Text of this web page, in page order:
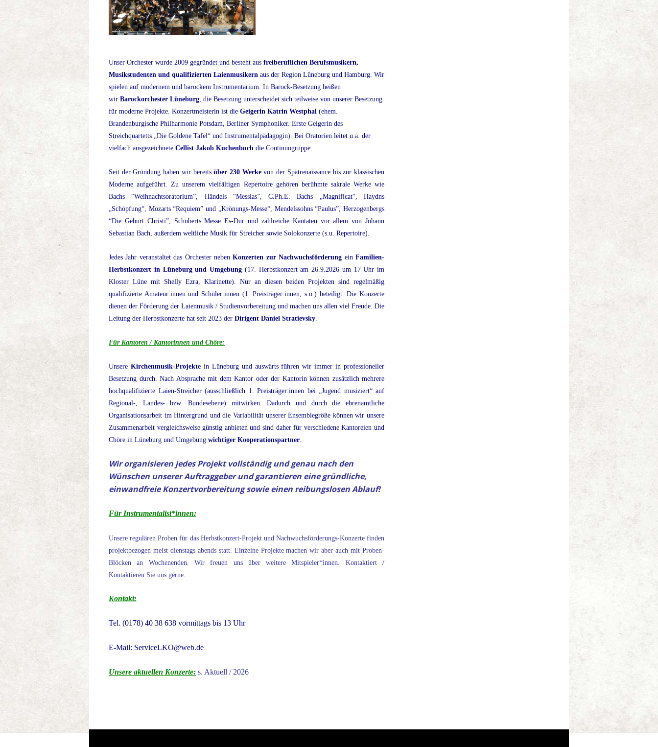
Unser Orchester wurde 2009 gegründet und besteht aus freiberuflichen Berufsmusikern,
Musikstudenten und qualifizierten Laienmusikern aus der Region Lüneburg und Hamburg. Wir
spielen auf modernem und barockem Instrumentarium. In Barock-Besetzung heißen
wir Barockorchester Lüneburg, die Besetzung unterscheidet sich teilweise von unserer Besetzung
für moderne Projekte. Konzertmeisterin ist die Geigerin Katrin Westphal (ehem.
Brandenburgische Philharmonie Potsdam, Berliner Symphoniker. Erste Geigerin des
Streichquartetts „Die Goldene Tafel“ und Instrumentalpädagogin). Bei Oratorien leitet u.a. der
vielfach ausgezeichnete Cellist Jakob Kuchenbuch die Continuogruppe.
Seit der Gründung haben wir bereitsüber 230 Werkevon der Spätrenaissance bis zur klassischen
Moderne aufgeführt. Zu unserem vielfältigen Repertoire gehören berühmte sakrale Werke wie
Bachs “Weihnachtsoratorium”, Händels “Messias”, C.Ph.E. Bachs „Magnificat“,
Haydns
„Schöpfung“, Mozarts “Requiem” und „Krönungs-Messe“, Mendelssohns “Paulus”, Herzogenbergs
“Die Geburt Christi”, Schuberts Messe Es-Dur und zahlreiche Kantaten vor allem von Johann
Sebastian Bach, außerdem weltliche Musik für Streicher sowie Solokonzerte (s.u. Repertoire).
Jedes Jahr veranstaltet das Orchester nebenKonzerten zur Nachwuchsförderung einFamilien-
Herbstkonzert in Lüneburg und Umgebung (17. Herbstkonzert am 26.9.2026 um 17 Uhr im
Kloster Lüne mit Shelly Ezra, Klarinette). Nur an diesen beiden Projekten sind regelmäßig
qualifizierte Amateur:innen und Schüler:innen (1. Preisträger:innen, s.o.) beteiligt. Die Konzerte
dienen der Förderung der Laienmusik / Studienvorbereitung und machen uns allen viel Freude. Die
Leitung der Herbstkonzerte hat seit 2023 der Dirigent Daniel Stratievsky.
Für Kantoren / Kantorinnen und Chöre:
Unsere Kirchenmusik-Projektein Lüneburg und auswärts führen wir immer in professioneller
Besetzung durch. Nach Absprache mit dem Kantor oder der Kantorin können zusätzlich mehrere
hochqualifizierte Laien-Streicher (ausschließlich 1. Preisträger:innen bei „Jugend musiziert“ auf
Regional-, Landes- bzw. Bundesebene) mitwirken. Dadurch und durch die ehrenamtliche
Organisationsarbeit im Hintergrund und die Variabilität unserer Ensemblegröße können wir unsere
Zusammenarbeit vergleichsweise günstig anbieten und sind daher für verschiedene Kantoreien und
Chöre in Lüneburg und Umgebung wichtiger Kooperationspartner.
Wir organisieren jedes Projekt vollständig und genau nach den
Wünschen unserer Auftraggeber und garantieren eine gründliche,
einwandfreie Konzertvorbereitung sowie einen reibungslosen Ablauf!
Für Instrumentalist*innen:
Unsere regulären Proben für das Herbstkonzert-Projekt und Nachwuchsförderungs-Konzerte finden
projektbezogen meist dienstags abends statt. Einzelne Projekte machen wir aber auch mit Proben-
Blöcken an Wochenenden. Wir freuen uns über weitere Mitspieler*innen. Kontaktiert /
Kontaktieren Sie uns gerne.
Kontakt:
Tel. (0178) 40 38 638 vormittags bis 13 Uhr
E-Mail: ServiceLKO@web.de
Unsere aktuellen Konzerte: s. Aktuell / 2026